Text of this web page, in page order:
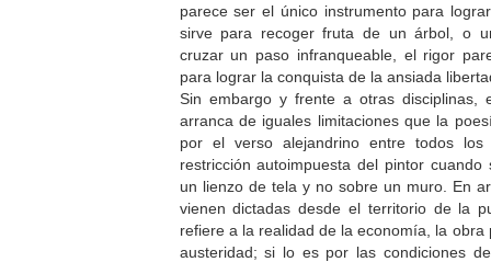
parece ser el único instrumento para
sirve para recoger fruta de un árbol, o
cruzar un paso infranqueable, el rigor
para lograr la conquista de la ansiada
Sin embargo y frente a otras disciplinas,
arranca de iguales limitaciones que la
por el verso alejandrino entre todos
restricción autoimpuesta del pintor
un lienzo de tela y no sobre un muro. En
vienen dictadas desde el territorio de la
refiere a la realidad de la economía, la
austeridad; si lo es por las condiciones